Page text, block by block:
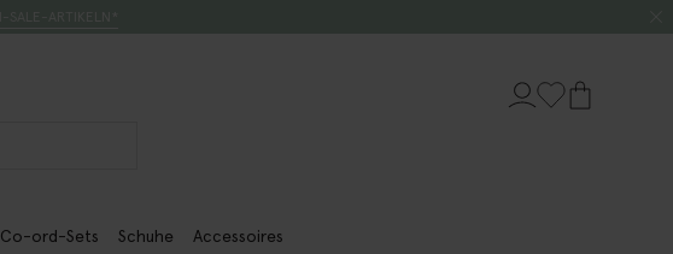
Co-ord-Sets Schuhe Accessoires